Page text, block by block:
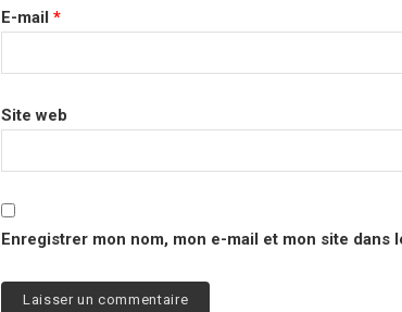
E-mail *
Site web
Enregistrer mon nom, mon e-mail et mon site